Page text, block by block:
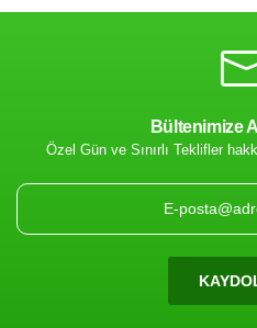
Filtrenize
Ürün
Bültenimize
Özel Gün ve Sınırlı Teklifler